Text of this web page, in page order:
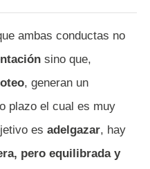
ambas conductas no
sino que,
, generan un
plazo el cual es muy
es adelgazar, hay
pero equilibrada y